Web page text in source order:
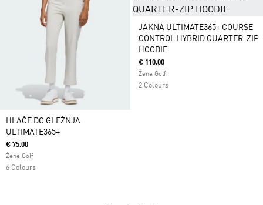
HLAČE DO GLEŽNJA
ULTIMATE365+
€ 75.00
Žene Golf
6 Colours
JAKNA ULTIMATE365+ COURSE
CONTROL HYBRID QUARTER-ZIP
HOODIE
€ 110.00
Žene Golf
2 Colours